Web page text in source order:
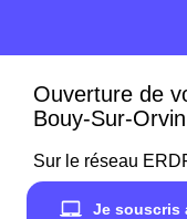
Ouverture de
Bouy-Sur-Orvin
Sur le réseau
Je souscris